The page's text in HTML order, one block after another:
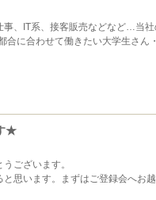
、IT系、接客販売などなど…当
合に合わせて働きたい大学生さ
★
ございます。
思います。まずはご登録会へお